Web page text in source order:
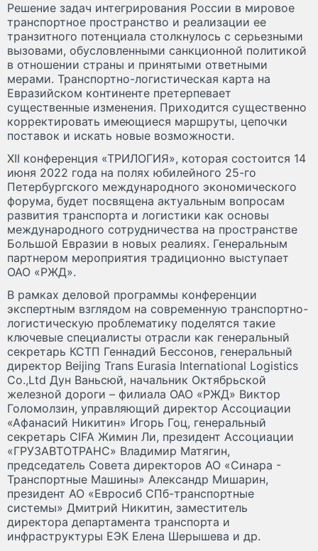
Решение задач интегрирования России в мировое
транспортное пространство и реализации ее
транзитного потенциала столкнулось с серьезными
вызовами, обусловленными санкционной политикой
в отношении страны и принятыми ответными
мерами. Транспортно-логистическая карта на
Евразийском континенте претерпевает
существенные изменения. Приходится существенно
корректировать имеющиеся маршруты, цепочки
поставок и искать новые возможности.
XII конференция «ТРИЛОГИЯ», которая состоится 14
июня 2022 года на полях юбилейного 25-го
Петербургского международного экономического
форума, будет посвящена актуальным вопросам
развития транспорта и логистики как основы
международного сотрудничества на пространстве
Большой Евразии в новых реалиях. Генеральным
партнером мероприятия традиционно выступает
ОАО «РЖД».
В рамках деловой программы конференции
экспертным взглядом на современную транспортно-
логистическую проблематику поделятся такие
ключевые специалисты отрасли как генеральный
секретарь КСТП Геннадий Бессонов, генеральный
директор Beijing Trans Eurasia International Logistics
Co.,Ltd Дун Ваньсюй, начальник Октябрьской
железной дороги – филиала ОАО «РЖД» Виктор
Голомолзин, управляющий директор Ассоциации
«Афанасий Никитин» Игорь Гоц, генеральный
секретарь CIFA Жимин Ли, президент Ассоциации
«ГРУЗАВТОТРАНС» Владимир Матягин,
председатель Cовета директоров АО «Синара -
Транспортные Машины» Александр Мишарин,
президент АО «Евросиб СПб-транспортные
системы» Дмитрий Никитин, заместитель
директора департамента транспорта и
инфраструктуры ЕЭК Елена Шерышева и др.